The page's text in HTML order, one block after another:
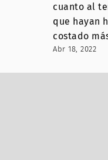
cuanto al
que hayan
costado
Abr 18, 2022